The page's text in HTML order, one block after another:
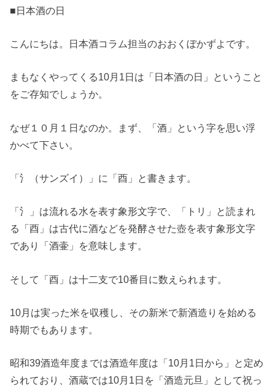
■日本酒の日
こんにちは。日本酒コラム担当のおおくぼかずよです。
まもなくやってくる10月1日は「日本酒の日」ということ
をご存知でしょうか。
なぜ１０月１日なのか。まず、「酒」という字を思い浮
かべて下さい。
「氵（サンズイ）」に「酉」と書きます。
「氵」は流れる水を表す象形文字で、「トリ」と読まれ
る「酉」は古代に酒などを発酵させた壺を表す象形文字
であり「酒壷」を意味します。
そして「酉」は十二支で10番目に数えられます。
10月は実った米を収穫し、その新米で新酒造りを始める
時期でもあります。
昭和39酒造年度までは酒造年度は「10月1日から」と定め
られており、酒蔵では10月1日を「酒造元旦」として祝っ